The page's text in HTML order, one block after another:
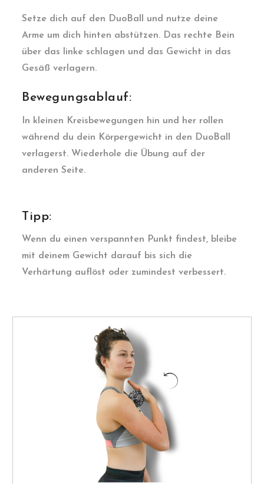
Setze dich auf den DuoBall und nutze deine
Arme um dich hinten abstützen. Das rechte Bein
über das linke schlagen und das Gewicht in das
Gesäß verlagern.
Bewegungsablauf:
In kleinen Kreisbewegungen hin und her rollen
während du dein Körpergewicht in den DuoBall
verlagerst. Wiederhole die Übung auf der
anderen Seite.
Tipp:
Wenn du einen verspannten Punkt findest, bleibe
mit deinem Gewicht darauf bis sich die
Verhärtung auflöst oder zumindest verbessert.